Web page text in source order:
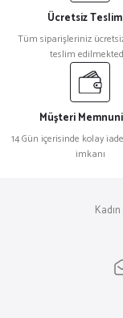
Ücretsiz
Tüm siparişleriniz
teslim
Müşteri
14 Gün içerisinde kolay
imkanı